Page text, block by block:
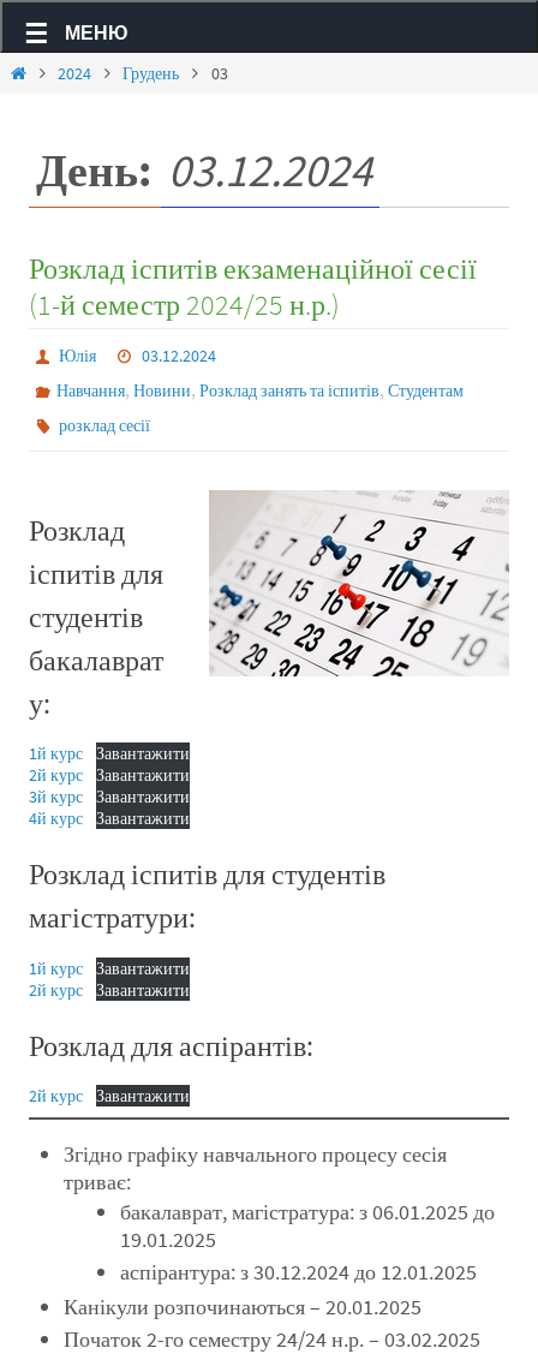
МЕНЮ
2024 Грудень 03
День: 03.12.2024
Розклад іспитів екзаменаційної сесії
(1-й семестр 2024/25 н.р.)
Юлія
03.12.2024
Навчання,Новини,Розклад занять та іспитів,Студентам
розклад сесії
Розклад
іспитів для
студентів
бакалаврат
у:
1й курс
Завантажити
2й курс
Завантажити
3й курс
Завантажити
4й курс
Завантажити
Розклад іспитів для студентів
магістратури:
1й курс
Завантажити
2й курс
Завантажити
Розклад для аспірантів:
2й курс Завантажити
Згідно графіку навчального процесу сесія
триває:
бакалаврат, магістратура: з 06.01.2025 до
19.01.2025
аспірантура: з 30.12.2024 до 12.01.2025
Канікули розпочинаються – 20.01.2025
Початок 2-го семестру 24/24 н.р. – 03.02.2025